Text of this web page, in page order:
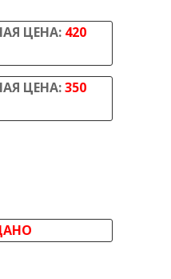
ЦЕНА: 420
ЦЕНА:350